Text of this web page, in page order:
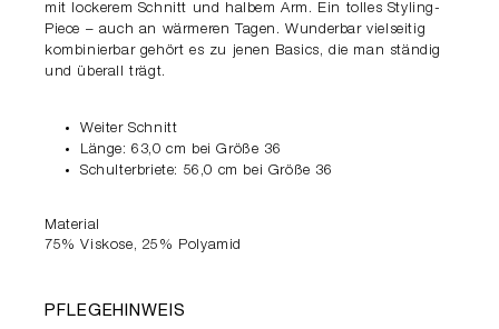
mit lockerem Schnitt und halbem Arm. Ein tolles Styling-
Piece – auch an wärmeren Tagen. Wunderbar vielseitig
kombinierbar gehört es zu jenen Basics, die man ständig
und überall trägt.
Weiter Schnitt
Länge: 63,0 cm bei Größe 36
Schulterbriete: 56,0 cm bei Größe 36
Material
75% Viskose, 25% Polyamid
PFLEGEHINWEIS